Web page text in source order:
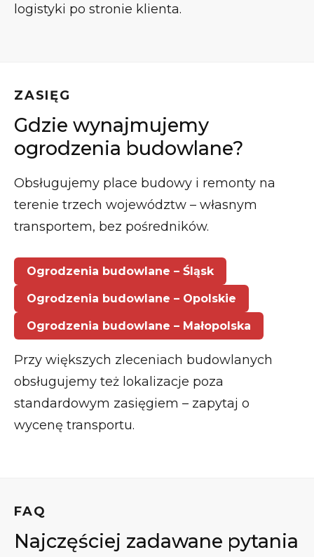
logistyki po stronie klienta.
ZASIĘG
Gdzie wynajmujemy
ogrodzenia budowlane?
Obsługujemy place budowy i remonty na
terenie trzech województw – własnym
transportem, bez pośredników.
Ogrodzenia budowlane – Śląsk
Ogrodzenia budowlane – Opolskie
Ogrodzenia budowlane – Małopolska
Przy większych zleceniach budowlanych
obsługujemy też lokalizacje poza
standardowym zasięgiem – zapytaj o
wycenę transportu.
FAQ
Najczęściej zadawane pytania